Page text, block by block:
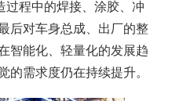
过程中的焊接、涂胶、冲
后对车身总成、出厂的整
智能化、轻量化的发展趋
的需求度仍在持续提升。